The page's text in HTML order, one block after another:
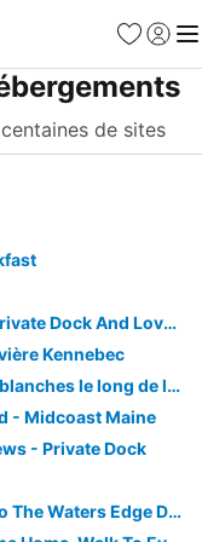
Favoris
Se
de sites
Cozy, Waterfront Cabin-style Home W/ Private Dock And Lovely Views!
Kennebec
Accueil confortable près des montagnes blanches le long de la frontière nord du Vermont / New Hampshire
- Midcoast Maine
- Private Dock
Recently Renovated Cottage Just Steps To The Waters Edge Deck, And Dock Along The New Meadows River.